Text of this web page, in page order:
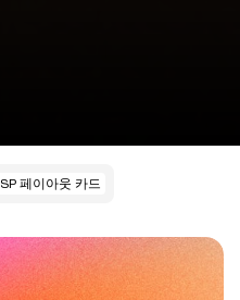
SP 페이아웃 카드